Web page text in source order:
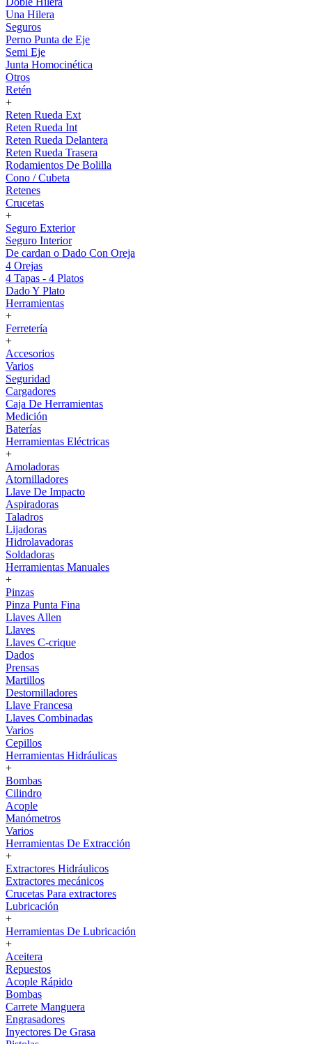
Una Hilera
Seguros
Perno Punta de Eje
Semi Eje
Junta Homocinética
Otros
Retén
+
Reten Rueda Ext
Reten Rueda Int
Reten Rueda Delantera
Reten Rueda Trasera
Rodamientos De Bolilla
Cono / Cubeta
Retenes
Crucetas
+
Seguro Exterior
Seguro Interior
De cardan o Dado Con Oreja
4 Orejas
4 Tapas - 4 Platos
Dado Y Plato
Herramientas
+
Ferretería
+
Accesorios
Varios
Seguridad
Cargadores
Caja De Herramientas
Medición
Baterías
Herramientas Eléctricas
+
Amoladoras
Atornilladores
Llave De Impacto
Aspiradoras
Taladros
Lijadoras
Hidrolavadoras
Soldadoras
Herramientas Manuales
+
Pinzas
Pinza Punta Fina
Llaves Allen
Llaves
Llaves C-crique
Dados
Prensas
Martillos
Destornilladores
Llave Francesa
Llaves Combinadas
Varios
Cepillos
Herramientas Hidráulicas
+
Bombas
Cilindro
Acople
Manómetros
Varios
Herramientas De Extracción
+
Extractores Hidráulicos
Extractores mecánicos
Crucetas Para extractores
Lubricación
+
Herramientas De Lubricación
+
Aceitera
Repuestos
Acople Rápido
Bombas
Carrete Manguera
Engrasadores
Inyectores De Grasa